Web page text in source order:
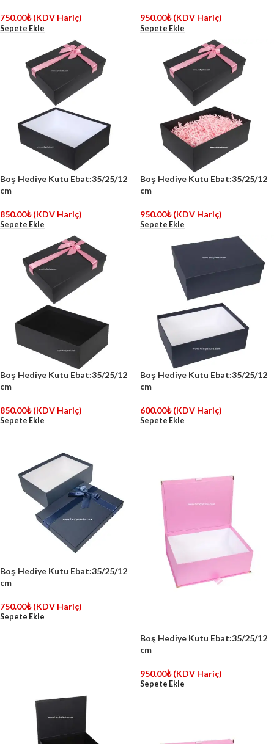
750.00₺ (KDV Hariç)
Sepete Ekle
950.00₺ (KDV Hariç)
Sepete Ekle
Boş Hediye Kutu Ebat:35/25/12
cm
850.00₺ (KDV Hariç)
Sepete Ekle
Boş Hediye Kutu Ebat:35/25/12
cm
950.00₺ (KDV Hariç)
Sepete Ekle
Boş Hediye Kutu Ebat:35/25/12
cm
850.00₺ (KDV Hariç)
Sepete Ekle
Boş Hediye Kutu Ebat:35/25/12
cm
600.00₺ (KDV Hariç)
Sepete Ekle
Boş Hediye Kutu Ebat:35/25/12
cm
750.00₺ (KDV Hariç)
Sepete Ekle
Boş Hediye Kutu Ebat:35/25/12
cm
950.00₺ (KDV Hariç)
Sepete Ekle